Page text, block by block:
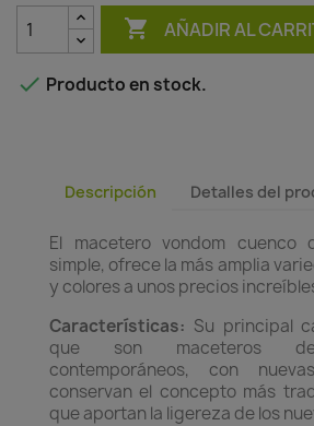
 AÑADIR AL
 Producto en stock.
Descripción Detalles del
El macetero vondom cuenco
simple, ofrece la más amplia
y colores a unos precios
Características: Su principal
que son maceteros de
contemporáneos, con
conservan el concepto más
que aportan la ligereza de los